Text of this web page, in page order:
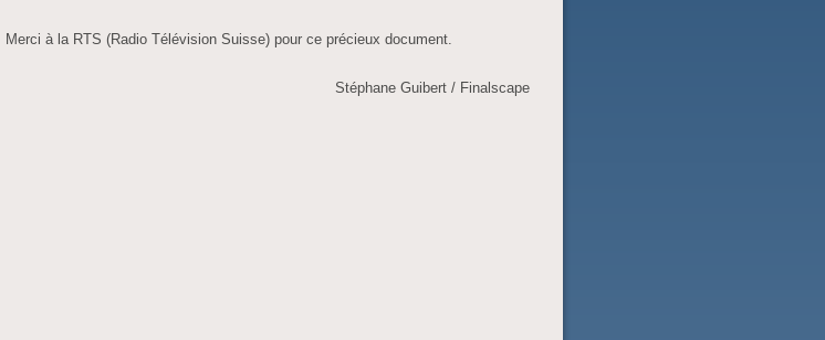
Merci à la RTS (Radio Télévision Suisse) pour ce précieux document.
Stéphane Guibert / Finalscape